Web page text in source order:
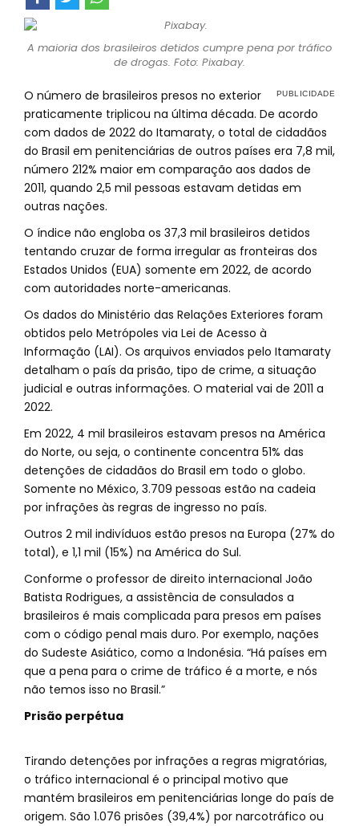
A maioria dos brasileiros detidos cumpre pena por tráfico
de drogas. Foto: Pixabay.
O número de brasileiros presos no exterior
praticamente triplicou na última década. De acordo
com dados de 2022 do Itamaraty, o total de cidadãos
do Brasil em penitenciárias de outros países era 7,8 mil,
número 212% maior em comparação aos dados de
2011, quando 2,5 mil pessoas estavam detidas em
outras nações.
O índice não engloba os 37,3 mil brasileiros detidos
tentando cruzar de forma irregular as fronteiras dos
Estados Unidos (EUA) somente em 2022, de acordo
com autoridades norte-americanas.
Os dados do Ministério das Relações Exteriores foram
obtidos pelo Metrópoles via Lei de Acesso à
Informação (LAI). Os arquivos enviados pelo Itamaraty
detalham o país da prisão, tipo de crime, a situação
judicial e outras informações. O material vai de 2011 a
2022.
Em 2022, 4 mil brasileiros estavam presos na América
do Norte, ou seja, o continente concentra 51% das
detenções de cidadãos do Brasil em todo o globo.
Somente no México, 3.709 pessoas estão na cadeia
por infrações às regras de ingresso no país.
Outros 2 mil indivíduos estão presos na Europa (27% do
total), e 1,1 mil (15%) na América do Sul.
Conforme o professor de direito internacional João
Batista Rodrigues, a assistência de consulados a
brasileiros é mais complicada para presos em países
com o código penal mais duro. Por exemplo, nações
do Sudeste Asiático, como a Indonésia. “Há países em
que a pena para o crime de tráfico é a morte, e nós
não temos isso no Brasil.”
Prisão perpétua
Tirando detenções por infrações a regras migratórias,
o tráfico internacional é o principal motivo que
mantém brasileiros em penitenciárias longe do país de
origem. São 1.076 prisões (39,4%) por narcotráfico ou